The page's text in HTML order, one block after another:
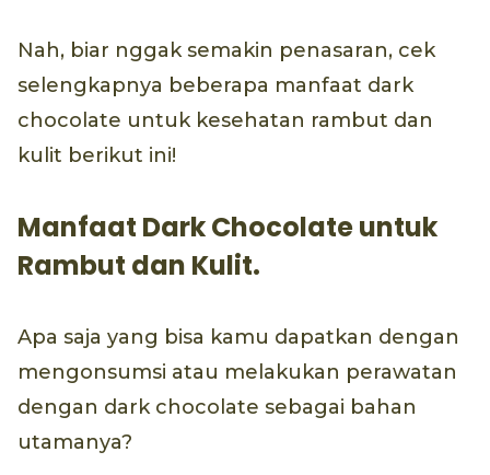
Nah, biar nggak semakin penasaran, cek
selengkapnya beberapa manfaat dark
chocolate untuk kesehatan rambut dan
kulit berikut ini!
Manfaat Dark Chocolate untuk
Rambut dan Kulit.
Apa saja yang bisa kamu dapatkan dengan
mengonsumsi atau melakukan perawatan
dengan dark chocolate sebagai bahan
utamanya?